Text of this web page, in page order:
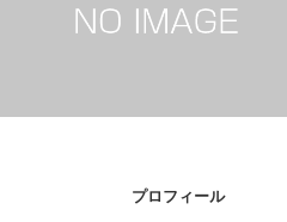
プロフィール